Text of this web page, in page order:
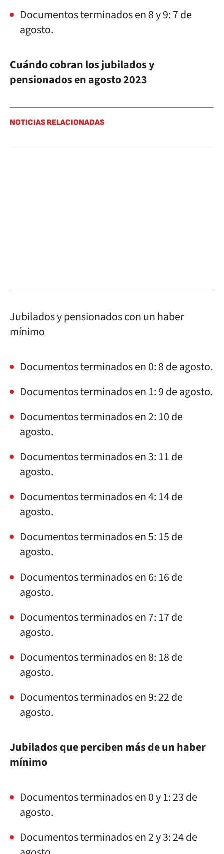
Documentos terminados en 8 y 9: 7 de
agosto.
Cuándo cobran los jubilados y
pensionados en agosto 2023
NOTICIAS RELACIONADAS
Jubilados y pensionados con un haber
mínimo
Documentos terminados en 0: 8 de agosto.
Documentos terminados en 1: 9 de agosto.
Documentos terminados en 2: 10 de
agosto.
Documentos terminados en 3: 11 de
agosto.
Documentos terminados en 4: 14 de
agosto.
Documentos terminados en 5: 15 de
agosto.
Documentos terminados en 6: 16 de
agosto.
Documentos terminados en 7: 17 de
agosto.
Documentos terminados en 8: 18 de
agosto.
Documentos terminados en 9: 22 de
agosto.
Jubilados que perciben más de un haber
mínimo
Documentos terminados en 0 y 1: 23 de
agosto.
Documentos terminados en 2 y 3: 24 de